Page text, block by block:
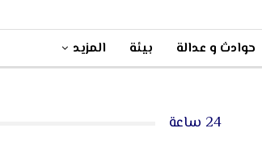
حوادث و عدالة بيئة المزيد
24 ساعة